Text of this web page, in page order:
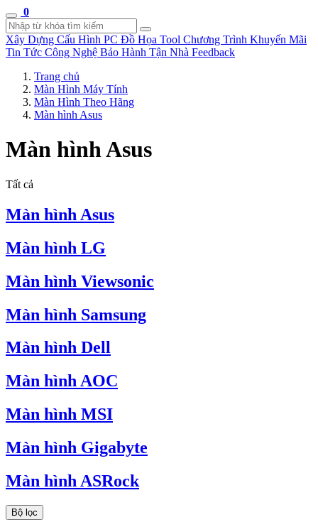
0
Xây Dựng Cấu Hình PC Đồ Họa Tool Chương Trình Khuyến Mãi
Tin Tức Công Nghệ Bảo Hành Tận Nhà Feedback
Trang chủ
Màn Hình Máy Tính
Màn Hình Theo Hãng
Màn hình Asus
Màn hình Asus
Tất cả
Màn hình Asus
Màn hình LG
Màn hình Viewsonic
Màn hình Samsung
Màn hình Dell
Màn hình AOC
Màn hình MSI
Màn hình Gigabyte
Màn hình ASRock
Bộ lọc